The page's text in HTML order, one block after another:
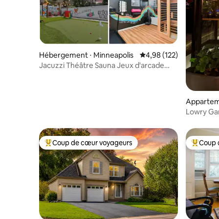
Hébergement ⋅ Minneapolis Évaluation moyenne
4,98 (122)
Jacuzzi Théâtre Sauna Jeux d'arcade
Lowry
Coups de cœur voyageurs les plus appréciés
Coup de cœur voyageurs Coups
Coup